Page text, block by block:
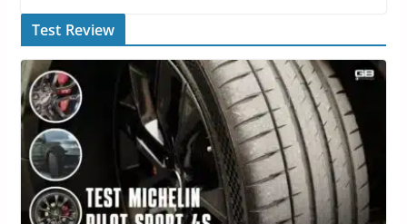
Test Review